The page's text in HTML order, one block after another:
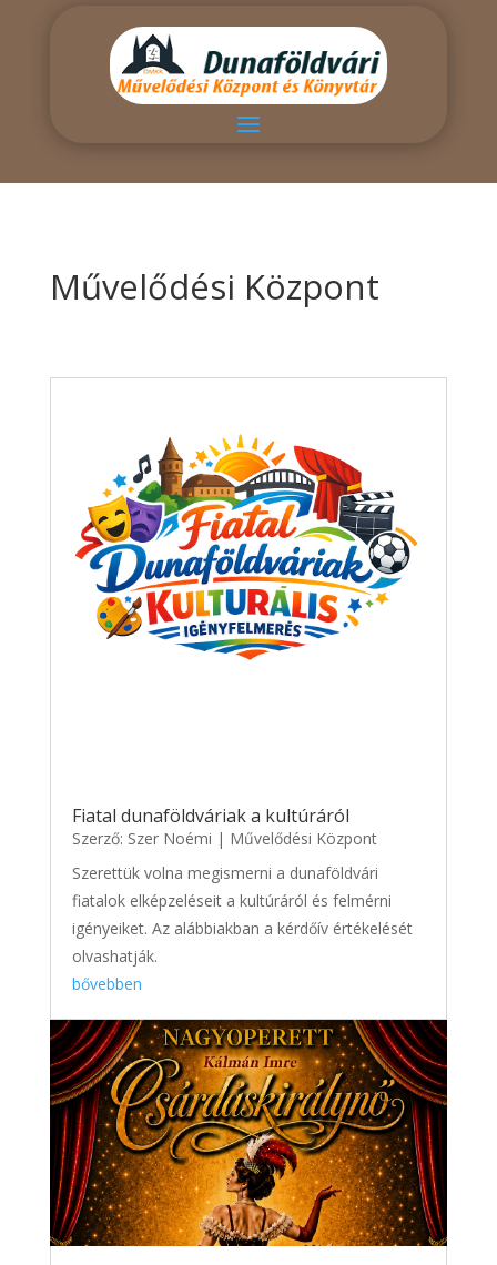
Művelődési Központ
Fiatal dunaföldváriak a kultúráról
Szerző: Szer Noémi | Művelődési Központ
Szerettük volna megismerni a dunaföldvári
fiatalok elképzeléseit a kultúráról és felmérni
igényeiket. Az alábbiakban a kérdőív értékelését
olvashatják.
bővebben